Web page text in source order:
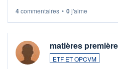
4commentaires • 0j'aime
matières
ETF ET OPCVM